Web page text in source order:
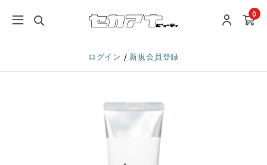
0
ログイン / 新規会員登録